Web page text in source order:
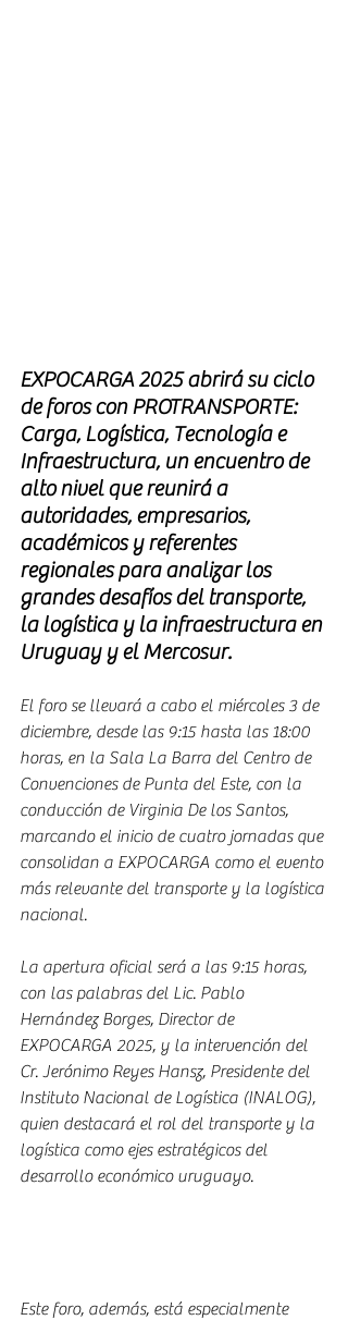
EXPOCARGA 2025 abrirá su ciclo
de foros con PROTRANSPORTE:
Carga, Logística, Tecnología e
Infraestructura, un encuentro de
alto nivel que reunirá a
autoridades, empresarios,
académicos y referentes
regionales para analizar los
grandes desafíos del transporte,
la logística y la infraestructura en
Uruguay y el Mercosur.
El foro se llevará a cabo el miércoles 3 de
diciembre, desde las 9:15 hasta las 18:00
horas, en la Sala La Barra del Centro de
Convenciones de Punta del Este, con la
conducción de Virginia De los Santos,
marcando el inicio de cuatro jornadas que
consolidan a EXPOCARGA como el evento
más relevante del transporte y la logística
nacional.
La apertura oficial será a las 9:15 horas,
con las palabras del Lic. Pablo
Hernández Borges, Director de
EXPOCARGA 2025, y la intervención del
Cr. Jerónimo Reyes Hansz, Presidente del
Instituto Nacional de Logística (INALOG),
quien destacará el rol del transporte y la
logística como ejes estratégicos del
desarrollo económico uruguayo.
Este foro, además, está especialmente